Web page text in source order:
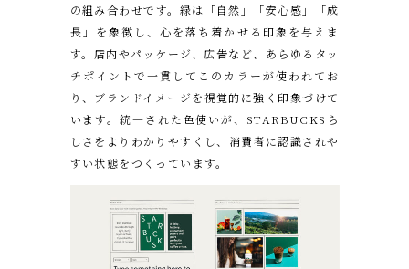
の組み合わせです。緑は「自然」「安心感」「成
長」を象徴し、心を落ち着かせる印象を与えま
す。店内やパッケージ、広告など、あらゆるタッ
チポイントで一貫してこのカラーが使われてお
り、ブランドイメージを視覚的に強く印象づけて
います。統一された色使いが、STARBUCKSら
しさをよりわかりやすくし、消費者に認識されや
すい状態をつくっています。